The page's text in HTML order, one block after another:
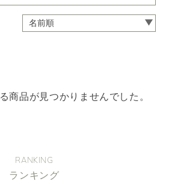
の項目ごとに選択肢からひとつずつ選
るたびに絞り込まれていき、項目内で
たいときは「クリア」で一度すべてリ
大容量オイル250/450ml
※一つお選びください
商品が見つかりませんでした。
RANKING
ランキング